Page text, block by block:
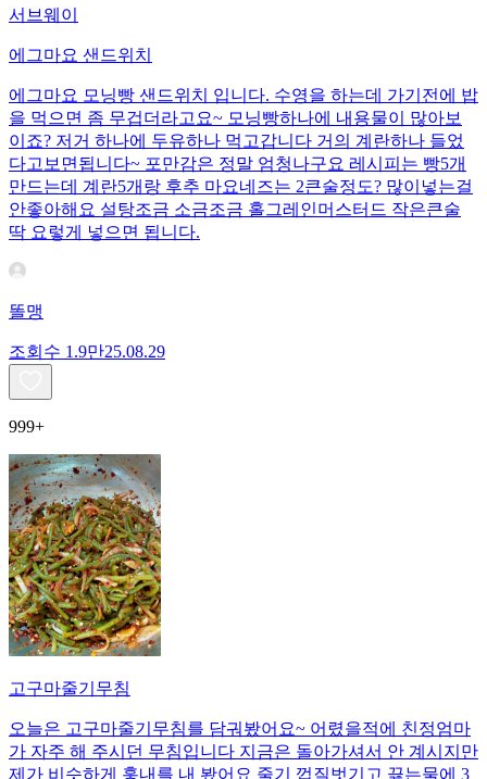
서브웨이
에그마요 샌드위치
에그마요 모닝빵 샌드위치 입니다. 수영을 하는데 가기전에 밥
을 먹으면 좀 무겁더라고요~ 모닝빵하나에 내용물이 많아보
이죠? 저거 하나에 두유하나 먹고갑니다 거의 계란하나 들었
다고보면됩니다~ 포만감은 정말 엄청나구요 레시피는 빵5개
만드는데 계란5개랑 후추 마요네즈는 2큰술정도? 많이넣는걸
안좋아해요 설탕조금 소금조금 홀그레인머스터드 작은큰술
딱 요렇게 넣으면 됩니다.
똘맹
조회수 1.9만25.08.29
999+
고구마줄기무침
오늘은 고구마줄기무침를 담궈봤어요~ 어렸을적에 친정엄마
가 자주 해 주시던 무침입니다 지금은 돌아가셔서 안 계시지만
제가 비슷하게 훙내를 내 봤어요 줄기 껍질벗기고 끓는물에 3